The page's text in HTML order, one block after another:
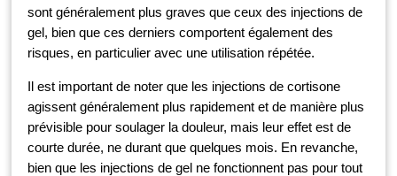
sont généralement plus graves que ceux des injections de
gel, bien que ces derniers comportent également des
risques, en particulier avec une utilisation répétée.
Il est important de noter que les injections de cortisone
agissent généralement plus rapidement et de manière plus
prévisible pour soulager la douleur, mais leur effet est de
courte durée, ne durant que quelques mois. En revanche,
bien que les injections de gel ne fonctionnent pas pour tout